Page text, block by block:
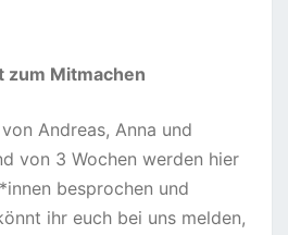
zum Mitmachen
Andreas, Anna und
von 3 Wochen werden hier
besprochen und
ihr euch bei uns melden,